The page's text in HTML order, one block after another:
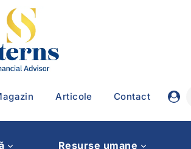
Articole Contact
Resurse umane